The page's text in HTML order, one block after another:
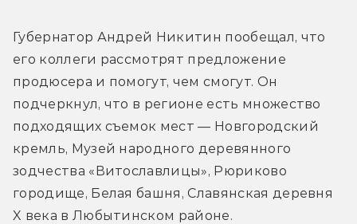
Губернатор Андрей Никитин пообещал, что
его коллеги рассмотрят предложение
продюсера и помогут, чем смогут. Он
подчеркнул, что в регионе есть множество
подходящих съемок мест — Новгородский
кремль, Музей народного деревянного
зодчества «Витославлицы», Рюриково
городище, Белая башня, Славянская деревня
X века в Любытинском районе.